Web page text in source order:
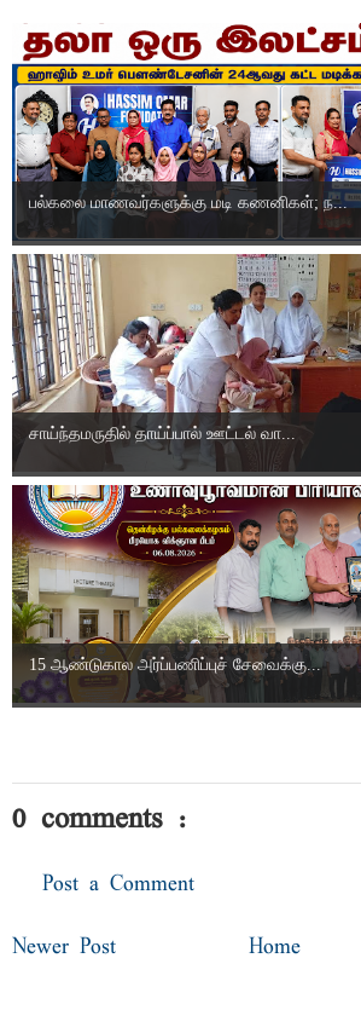
பல்கலை மாணவர்களுக்கு மடி கணனிகள்; ந...
சாய்ந்தமருதில் தாய்ப்பால் ஊட்டல் வா...
15 ஆண்டுகால அர்ப்பணிப்புச் சேவைக்கு...
0 comments :
Post a Comment
Newer Post Home